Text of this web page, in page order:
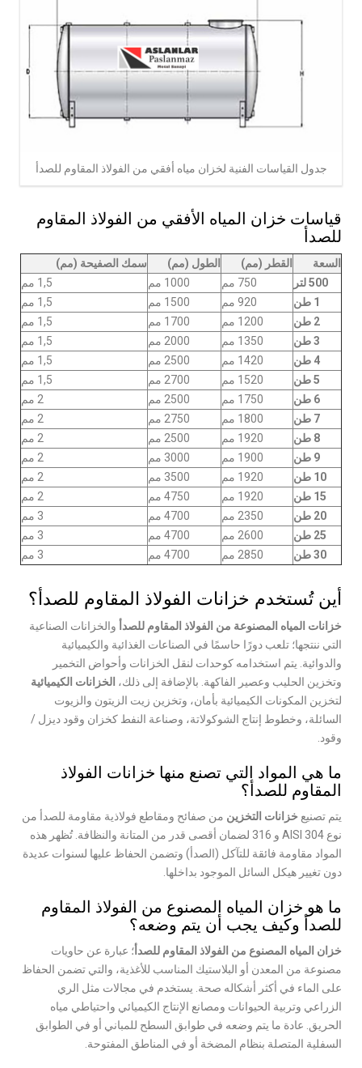
جدول القياسات الفنية لخزان مياه أفقي من الفولاذ المقاوم للصدأ
قياسات خزان المياه الأفقي من الفولاذ المقاوم
للصدأ
السعة القطر (مم) الطول (مم)
سمك الصفيحة (مم)
500 لتر
750 مم 1000 مم
1,5 مم
1 طن
920 مم 1500 مم
1,5 مم
2 طن
1200 مم 1700 مم
1,5 مم
3 طن
1350 مم 2000 مم
1,5 مم
4 طن
1420 مم 2500 مم
1,5 مم
5 طن
1520 مم 2700 مم
1,5 مم
6 طن
1750 مم 2500 مم
2 مم
7 طن
1800 مم 2750 مم
2 مم
8 طن
1920 مم 2500 مم
2 مم
9 طن
1900 مم 3000 مم
2 مم
10 طن
1920 مم 3500 مم
2 مم
15 طن
1920 مم 4750 مم
2 مم
20 طن
2350 مم 4700 مم
3 مم
25 طن
2600 مم 4700 مم
3 مم
30 طن
2850 مم 4700 مم 3 مم
أين تُستخدم خزانات الفولاذ المقاوم للصدأ؟
خزانات المياه المصنوعة من الفولاذ المقاوم للصدأ والخزانات الصناعية
التي ننتجها؛ تلعب دورًا حاسمًا في الصناعات الغذائية والكيميائية
والدوائية. يتم استخدامه كوحدات لنقل الخزانات وأحواض التخمير
وتخزين الحليب وعصير الفاكهة. بالإضافة إلى ذلك، الخزانات الكيميائية
لتخزين المكونات الكيميائية بأمان، وتخزين زيت الزيتون والزيوت
السائلة، وخطوط إنتاج الشوكولاتة، وصناعة النفط كخزان وقود ديزل /
وقود.
ما هي المواد التي تصنع منها خزانات الفولاذ
المقاوم للصدأ؟
يتم تصنيع خزانات التخزين من صفائح ومقاطع فولاذية مقاومة للصدأ من
نوع AISI 304 و 316 لضمان أقصى قدر من المتانة والنظافة. تُظهر هذه
المواد مقاومة فائقة للتآكل (الصدأ) وتضمن الحفاظ عليها لسنوات عديدة
دون تغيير هيكل السائل الموجود بداخلها.
ما هو خزان المياه المصنوع من الفولاذ المقاوم
للصدأ وكيف يجب أن يتم وضعه؟
خزان المياه المصنوع من الفولاذ المقاوم للصدأ ؛ عبارة عن حاويات
مصنوعة من المعدن أو البلاستيك المناسب للأغذية، والتي تضمن الحفاظ
على الماء في أكثر أشكاله صحة. يستخدم في مجالات مثل الري
الزراعي وتربية الحيوانات ومصانع الإنتاج الكيميائي واحتياطي مياه
الحريق. عادة ما يتم وضعه في طوابق السطح للمباني أو في الطوابق
السفلية المتصلة بنظام المضخة أو في المناطق المفتوحة.